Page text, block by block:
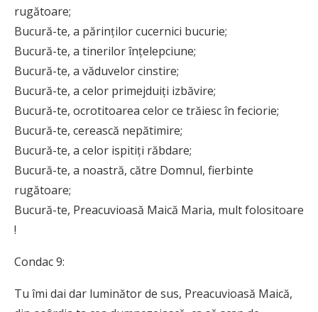
rugătoare;
Bucură-te, a părinților cucernici bucurie;
Bucură-te, a tinerilor înțelepciune;
Bucură-te, a văduvelor cinstire;
Bucură-te, a celor primejduiți izbăvire;
Bucură-te, ocrotitoarea celor ce trăiesc în feciorie;
Bucură-te, cerească nepătimire;
Bucură-te, a celor ispitiți răbdare;
Bucură-te, a noastră, către Domnul, fierbinte
rugătoare;
Bucură-te, Preacuvioasă Maică Maria, mult folositoare
!
Condac 9:
Tu îmi dai dar luminător de sus, Prea­cuvioasă Maică,